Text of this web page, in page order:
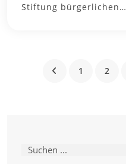
Stiftung bürgerlichen…
1 2